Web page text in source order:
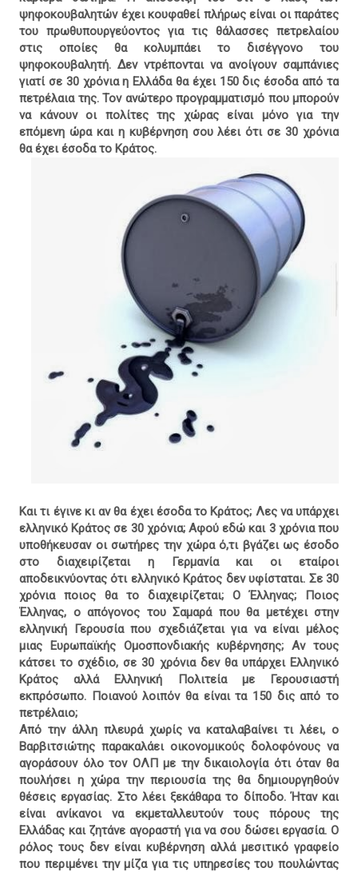
ψηφοκουβαλητών έχει κουφαθεί πλήρως είναι οι παράτες
του πρωθυπουργεύοντος για τις θάλασσες πετρελαίου
στις οποίες θα κολυμπάει το δισέγγονο του
ψηφοκουβαλητή. Δεν ντρέπονται να ανοίγουν σαμπάνιες
γιατί σε 30 χρόνια η Ελλάδα θα έχει 150 δις έσοδα από τα
πετρέλαια της. Τον ανώτερο προγραμματισμό που μπορούν
να κάνουν οι πολίτες της χώρας είναι μόνο για την
επόμενη ώρα και η κυβέρνηση σου λέει ότι σε 30 χρόνια
θα έχει έσοδα το Κράτος.
Και τι έγινε κι αν θα έχει έσοδα το Κράτος; Λες να υπάρχει
ελληνικό Κράτος σε 30 χρόνια; Αφού εδώ και 3 χρόνια που
υποθήκευσαν οι σωτήρες την χώρα ό,τι βγάζει ως έσοδο
στο διαχειρίζεται η Γερμανία και οι εταίροι
αποδεικνύοντας ότι ελληνικό Κράτος δεν υφίσταται. Σε 30
χρόνια ποιος θα το διαχειρίζεται; Ο Έλληνας; Ποιος
Έλληνας, ο απόγονος του Σαμαρά που θα μετέχει στην
ελληνική Γερουσία που σχεδιάζεται για να είναι μέλος
μιας Ευρωπαϊκής Ομοσπονδιακής κυβέρνησης; Αν τους
κάτσει το σχέδιο, σε 30 χρόνια δεν θα υπάρχει Ελληνικό
Κράτος αλλά Ελληνική Πολιτεία με Γερουσιαστή
εκπρόσωπο. Ποιανού λοιπόν θα είναι τα 150 δις από το
πετρέλαιο;
Από την άλλη πλευρά χωρίς να καταλαβαίνει τι λέει, ο
Βαρβιτσιώτης παρακαλάει οικονομικούς δολοφόνους να
αγοράσουν όλο τον ΟΛΠ με την δικαιολογία ότι όταν θα
πουλήσει η χώρα την περιουσία της θα δημιουργηθούν
θέσεις εργασίας. Στο λέει ξεκάθαρα το δίποδο. Ήταν και
είναι ανίκανοι να εκμεταλλευτούν τους πόρους της
Ελλάδας και ζητάνε αγοραστή για να σου δώσει εργασία. Ο
ρόλος τους δεν είναι κυβέρνηση αλλά μεσιτικό γραφείο
που περιμένει την μίζα για τις υπηρεσίες του πουλώντας